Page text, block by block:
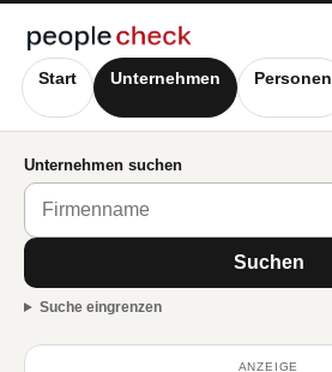
Start Unternehmen Personen
Unternehmen suchen
Suchen
Suche eingrenzen
ANZEIGE